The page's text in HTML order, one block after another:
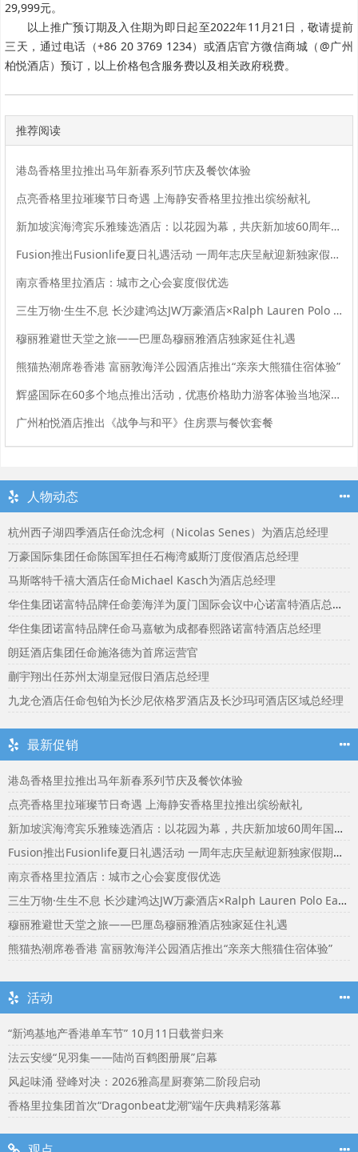
29,999元。
以上推广预订期及入住期为即日起至2022年11月21日，敬请提前
三天，通过电话（+86 20 3769 1234）或酒店官方微信商城（@广州
柏悦酒店）预订，以上价格包含服务费以及相关政府税费。
推荐阅读
港岛香格里拉推出马年新春系列节庆及餐饮体验
点亮香格里拉璀璨节日奇遇 上海静安香格里拉推出缤纷献礼
新加坡滨海湾宾乐雅臻选酒店：以花园为幕，共庆新加坡60周年国庆盛宴
Fusion推出Fusionlife夏日礼遇活动 一周年志庆呈献迎新独家假期奖赏
南京香格里拉酒店：城市之心会宴度假优选
三生万物·生生不息 长沙建鸿达JW万豪酒店×Ralph Lauren Polo Earth开启可持续生活旅行美学
穆丽雅避世天堂之旅——巴厘岛穆丽雅酒店独家延住礼遇
熊猫热潮席卷香港 富丽敦海洋公园酒店推出“亲亲大熊猫住宿体验”
辉盛国际在60多个地点推出活动，优惠价格助力游客体验当地深度游
广州柏悦酒店推出《战争与和平》住房票与餐饮套餐
人物动态
杭州西子湖四季酒店任命沈念柯（Nicolas Senes）为酒店总经理
万豪国际集团任命陈国军担任石梅湾威斯汀度假酒店总经理
马斯喀特千禧大酒店任命Michael Kasch为酒店总经理
华住集团诺富特品牌任命姜海洋为厦门国际会议中心诺富特酒店总经理
华住集团诺富特品牌任命马嘉敏为成都春熙路诺富特酒店总经理
朗廷酒店集团任命施洛德为首席运营官
蒯宇翔出任苏州太湖皇冠假日酒店总经理
九龙仓酒店任命包铂为长沙尼依格罗酒店及长沙玛珂酒店区域总经理
最新促销
港岛香格里拉推出马年新春系列节庆及餐饮体验
点亮香格里拉璀璨节日奇遇 上海静安香格里拉推出缤纷献礼
新加坡滨海湾宾乐雅臻选酒店：以花园为幕，共庆新加坡60周年国庆盛宴
Fusion推出Fusionlife夏日礼遇活动 一周年志庆呈献迎新独家假期奖赏
南京香格里拉酒店：城市之心会宴度假优选
三生万物·生生不息 长沙建鸿达JW万豪酒店×Ralph Lauren Polo Earth开启可持续生活旅行美学
穆丽雅避世天堂之旅——巴厘岛穆丽雅酒店独家延住礼遇
熊猫热潮席卷香港 富丽敦海洋公园酒店推出“亲亲大熊猫住宿体验”
活动
“新鸿基地产香港单车节” 10月11日载誉归来
法云安缦“见羽集——陆尚百鹤图册展”启幕
风起味涌 登峰对决：2026雅高星厨赛第二阶段启动
香格里拉集团首次“Dragonbeat龙潮”端午庆典精彩落幕